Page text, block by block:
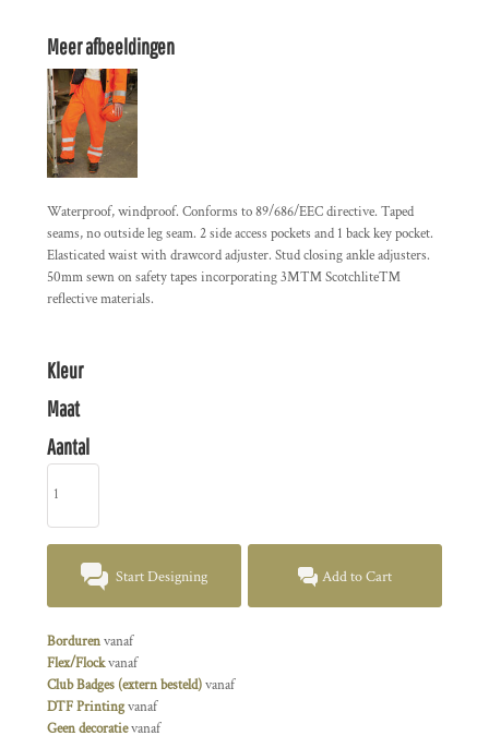
Meer afbeeldingen
Waterproof, windproof. Conforms to 89/686/EEC directive. Taped
seams, no outside leg seam. 2 side access pockets and 1 back key pocket.
Elasticated waist with drawcord adjuster. Stud closing ankle adjusters.
50mm sewn on safety tapes incorporating 3M™ Scotchlite™
reflective materials.
Kleur
Maat
Aantal
Start Designing Add to Cart
Bordurenvanaf
Flex/Flockvanaf
Club Badges (extern besteld)vanaf
DTF Printingvanaf
Geen decoratievanaf